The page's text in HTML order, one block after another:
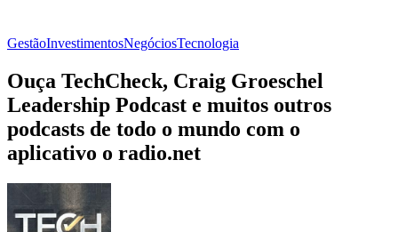
GestãoInvestimentosNegóciosTecnologia
Ouça TechCheck, Craig Groeschel
Leadership Podcast e muitos outros
podcasts de todo o mundo com o
aplicativo o radio.net